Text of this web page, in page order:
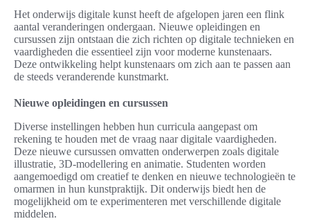
Het onderwijs digitale kunst heeft de afgelopen jaren een flink
aantal veranderingen ondergaan. Nieuwe opleidingen en
cursussen zijn ontstaan die zich richten op digitale technieken en
vaardigheden die essentieel zijn voor moderne kunstenaars.
Deze ontwikkeling helpt kunstenaars om zich aan te passen aan
de steeds veranderende kunstmarkt.
Nieuwe opleidingen en cursussen
Diverse instellingen hebben hun curricula aangepast om
rekening te houden met de vraag naar digitale vaardigheden.
Deze nieuwe cursussen omvatten onderwerpen zoals digitale
illustratie, 3D-modellering en animatie. Studenten worden
aangemoedigd om creatief te denken en nieuwe technologieën te
omarmen in hun kunstpraktijk. Dit onderwijs biedt hen de
mogelijkheid om te experimenteren met verschillende digitale
middelen.